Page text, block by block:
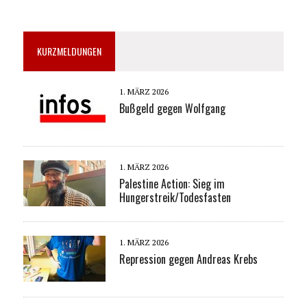
KURZMELDUNGEN
1. MÄRZ 2026
Bußgeld gegen Wolfgang
1. MÄRZ 2026
Palestine Action: Sieg im
Hungerstreik/Todesfasten
1. MÄRZ 2026
Repression gegen Andreas Krebs